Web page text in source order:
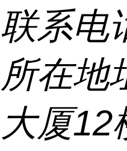
联系电
所在地
大厦12